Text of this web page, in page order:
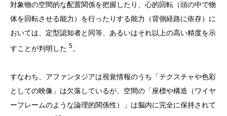
対象物の空間的な配置関係を把握したり、心的回転（頭の中で物
体を回転させる能力）を行ったりする能力（背側経路に依存）に
おいては、定型認知者と同等、あるいはそれ以上の高い精度を示
すことが判明した 5。
すなわち、アファンタジアは視覚情報のうち「テクスチャや色彩
としての映像」は欠落しているが、空間の「座標や構造（ワイヤ
ーフレームのような論理的関係性）」は脳内に完全に保持されて